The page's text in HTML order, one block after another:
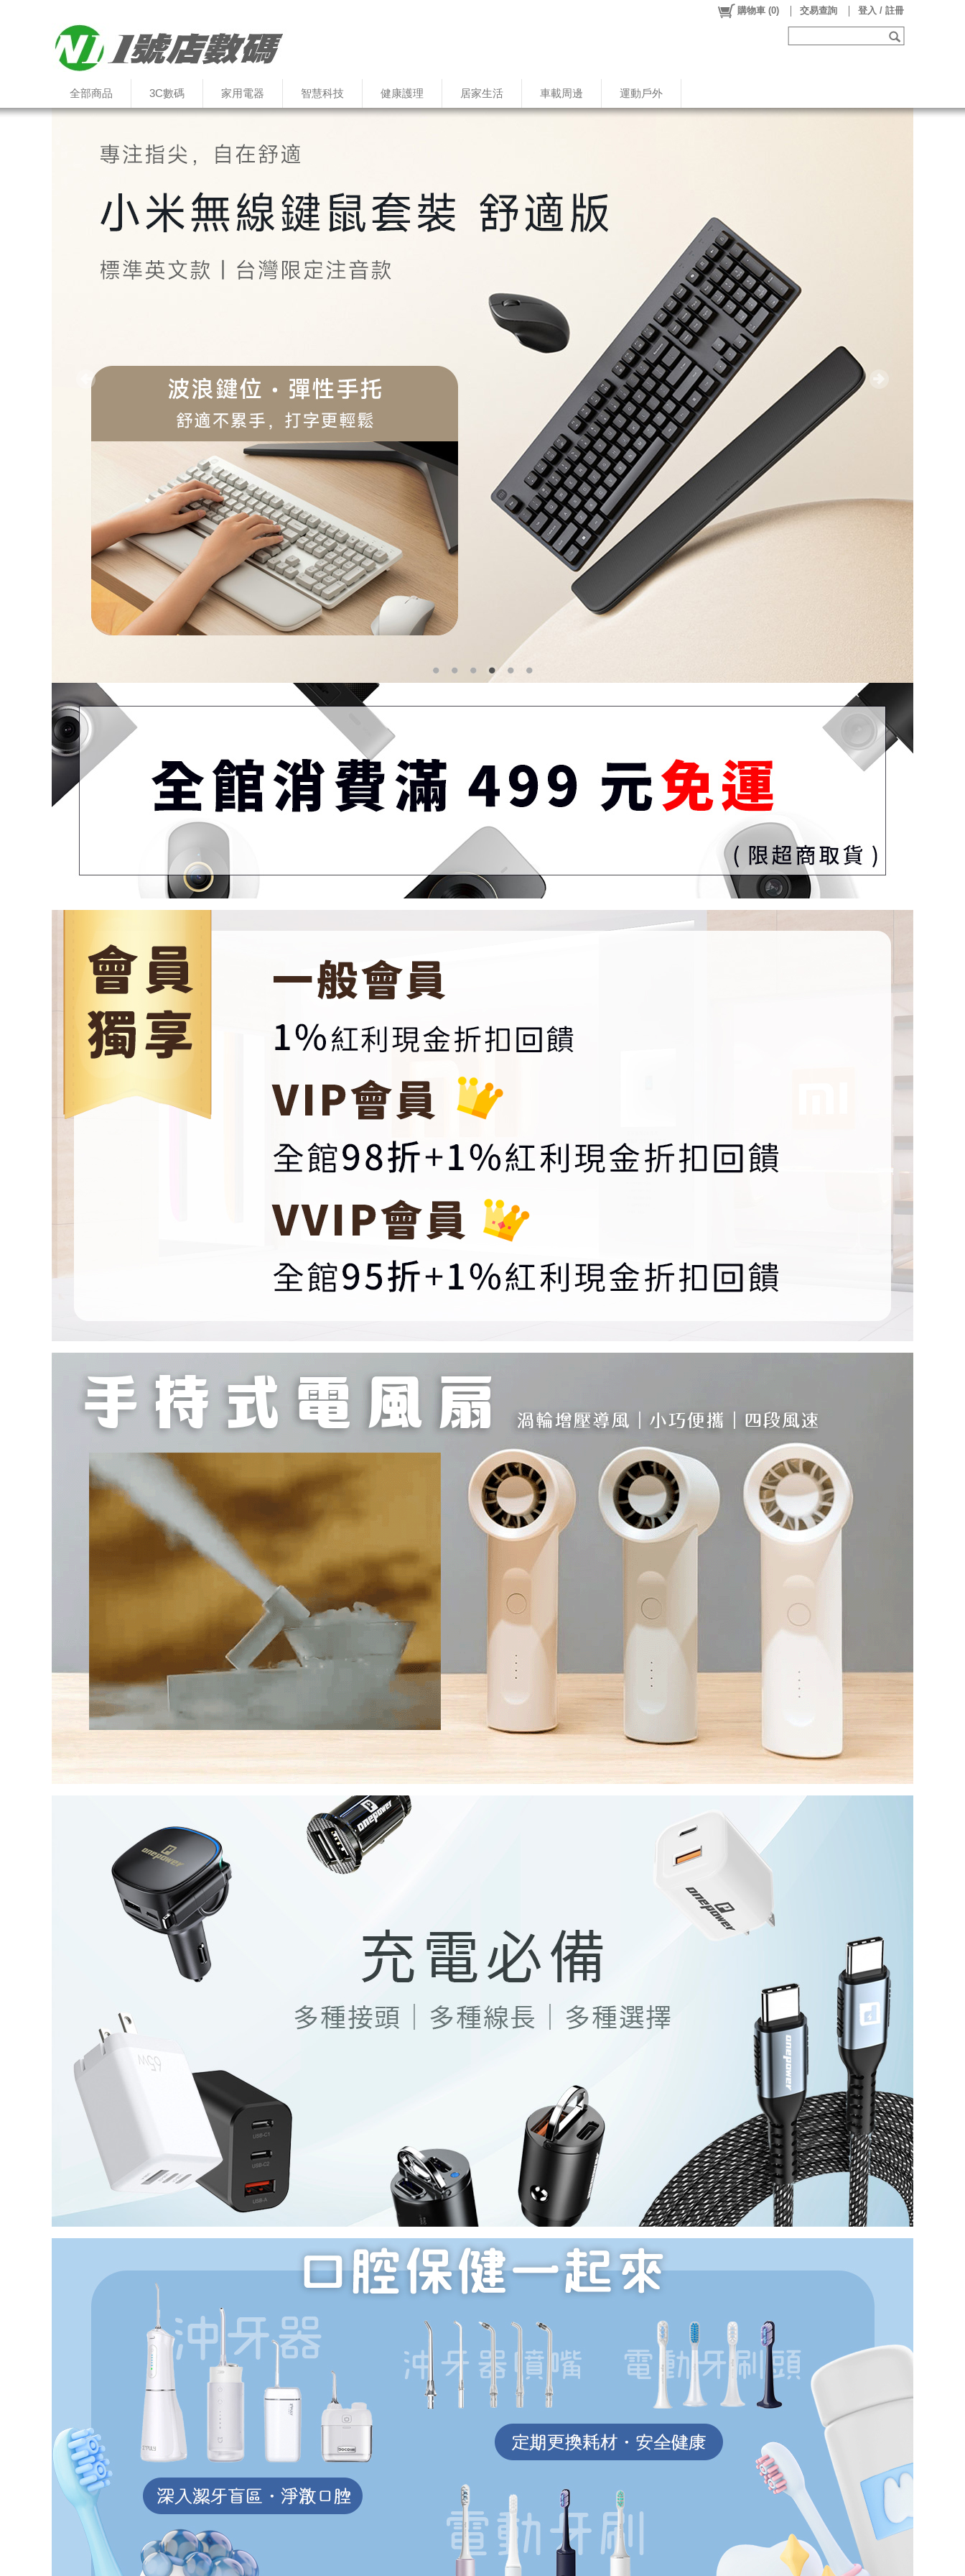
全部商品 3C數碼 家用電器 智慧科技 健康護理 居家生活 車載周邊 運動戶外
購物車 (0) 交易查詢 登入 / 註冊